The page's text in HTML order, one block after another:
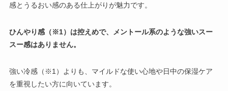
感とうるおい感のある仕上がりが魅力です。
ひんやり感（※1）は控えめで、メントール系のような強いスー
スー感はありません。
強い冷感（※1）よりも、 マイルドな使い心地や日中の保湿ケア
を重視したい方に向いています。